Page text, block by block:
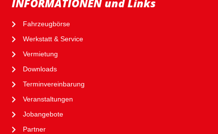
INFORMATIONEN und Links
Fahrzeugbörse
Werkstatt & Service
Vermietung
Downloads
Terminvereinbarung
Veranstaltungen
Jobangebote
Partner